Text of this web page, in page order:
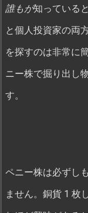
誰もが知っている
と個人投資家の両
を探すのは非常に
ニー株で掘り出し
す。
ペニー株は必ずし
ません。銅貨 1 枚